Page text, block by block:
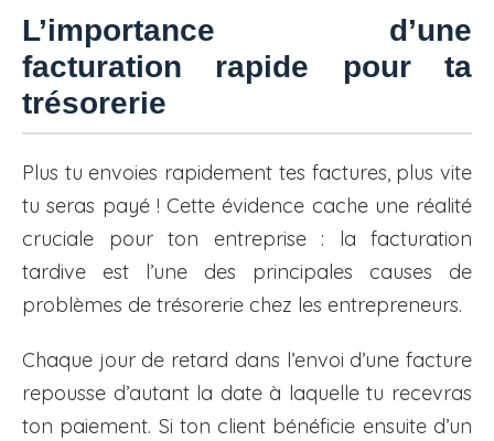
L’importance d’une
facturation rapide pour ta
trésorerie
Plus tu envoies rapidement tes factures, plus vite
tu seras payé ! Cette évidence cache une réalité
cruciale pour ton entreprise : la facturation
tardive est l’une des principales causes de
problèmes de trésorerie chez les entrepreneurs.
Chaque jour de retard dans l’envoi d’une facture
repousse d’autant la date à laquelle tu recevras
ton paiement. Si ton client bénéficie ensuite d’un